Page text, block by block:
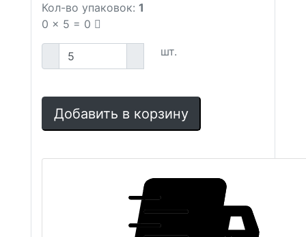
Кол-во упаковок: 1
0 x 5 = 0
шт.
Добавить в корзину